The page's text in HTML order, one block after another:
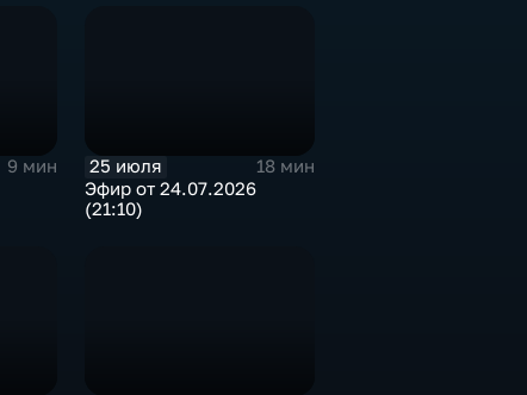
9 мин
25 июля
18 мин
Эфир от 24.07.2026
(21:10)